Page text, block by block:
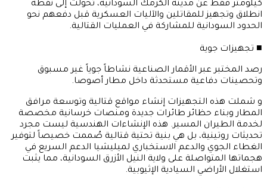
كيلومتر فقط عن مدينة الكرمك السودانية، تحولت إلى نقطة
انطلاق وتجهيز للمقاتلين والآليات العسكرية قبل دفعهم نحو
الحدود السودانية للمشاركة في العمليات القتالية.
​■ تجهيزات جوية
​رصد المختبر عبر الأقمار الصناعية نشاطاً جوياً غير مسبوق
وتحصينات دفاعية مستحدثة داخل مطار أصوصا.
و شملت هذه التجهيزات إنشاء مواقع قتالية وتوسعة مرافق
المطار وبناء حظائر طائرات جديدة ومنصات خرسانية مخصصة
لخدمة الطيران المسير. هذه الإنشاءات الهندسية ليست مجرد
تحديثات روتينية، بل هي بنية تحتية قتالية صُممت خصيصاً لتوفير
الغطاء الجوي والدعم الاستخباري لميليشيا الدعم السريع في
هجماتها المتواصلة على ولاية النيل الأزرق السودانية، مما يثبت
استغلال الأراضي السيادية الإثيوبية.